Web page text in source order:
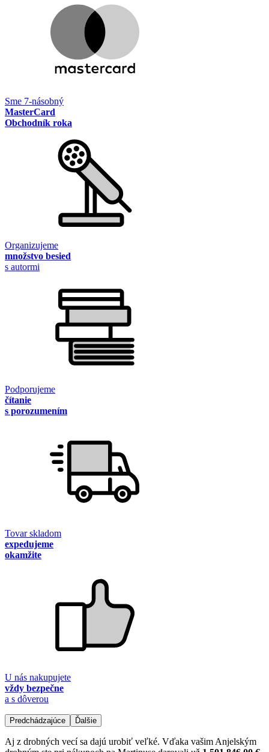
Sme 7-násobný
MasterCard
Obchodník roka
Organizujeme
množstvo besied
s autormi
Podporujeme
čítanie
s porozumením
Tovar skladom
expedujeme
okamžite
U nás nakupujete
vždy bezpečne
a s dôverou
Predchádzajúce Ďalšie
Aj z drobných vecí sa dajú urobiť veľké. Vďaka vašim Anjelským